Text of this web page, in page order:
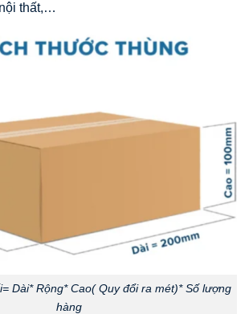
thất,…
Dài* Rộng* Cao( Quy đổi ra mét)* Số lượng
hàng